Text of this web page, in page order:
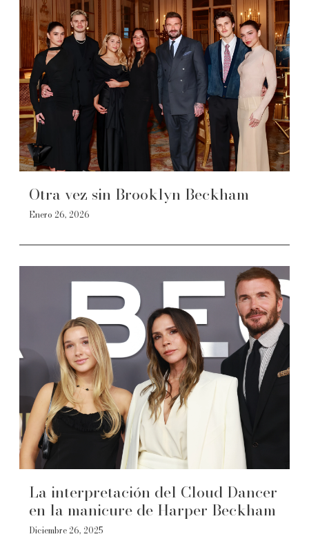
Otra vez sin Brooklyn Beckham
Enero 26, 2026
La interpretación del Cloud Dancer
en la manicure de Harper Beckham
Diciembre 26, 2025